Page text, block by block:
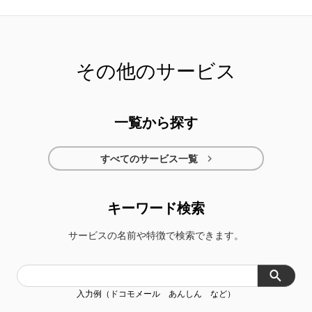
dメニュー
my daiz（マイデイ
ズ）
スケジュール＆メモ 買取プログラム
dショッピングダイ
レクト
その他のサービス
一覧から探す
すべてのサービス一覧 
キーワード検索
サービスの名前や特徴で検索できます。
入力例（ドコモメール あんしん など）